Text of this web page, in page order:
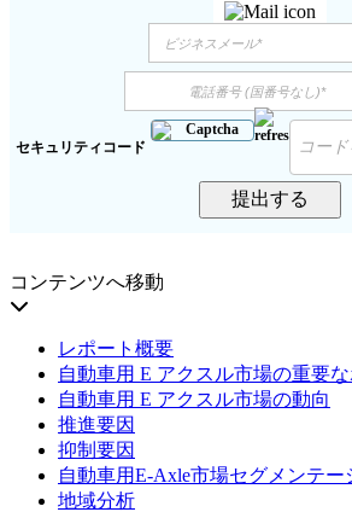
セキュリティコード
提出する
コンテンツへ移動
レポート概要
自動車用 E アクスル市場の重要な
自動車用 E アクスル市場の動向
推進要因
抑制要因
自動車用E‑Axle市場セグメンテ
地域分析